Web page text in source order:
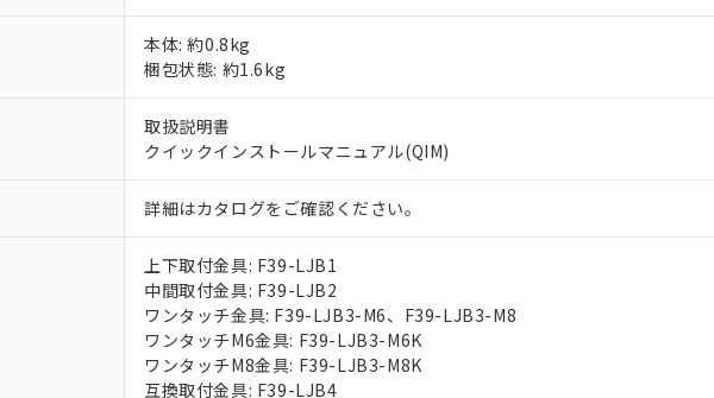
本体: 約0.8kg
梱包状態: 約1.6kg
取扱説明書
クイックインストールマニュアル(QIM)
詳細はカタログをご確認ください。
上下取付金具: F39-LJB1
中間取付金具: F39-LJB2
ワンタッチ金具: F39-LJB3-M6、F39-LJB3-M8
ワンタッチM6金具: F39-LJB3-M6K
ワンタッチM8金具: F39-LJB3-M8K
互換取付金具: F39-LJB4